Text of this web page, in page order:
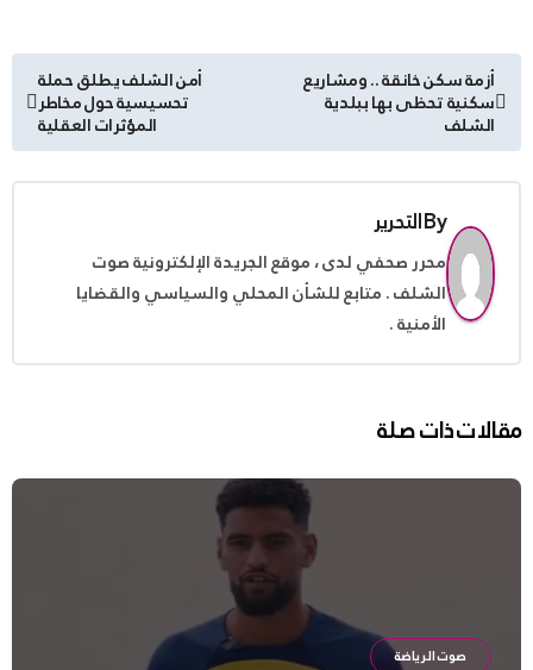
تصفّح
المقالات
أزمة سكن خانقة .. ومشاريع
سكنية تحظى بها ببلدية
الشلف
أمن الشلف يطلق حملة
تحسيسية حول مخاطر
المؤثرات العقلية
Byالتحرير
محرر صحفي لدى ، موقع الجريدة الإلكترونية صوت
الشلف . متابع للشأن المحلي والسياسي والقضايا
الأمنية .
مقالات ذات صلة
صوت الرياضة